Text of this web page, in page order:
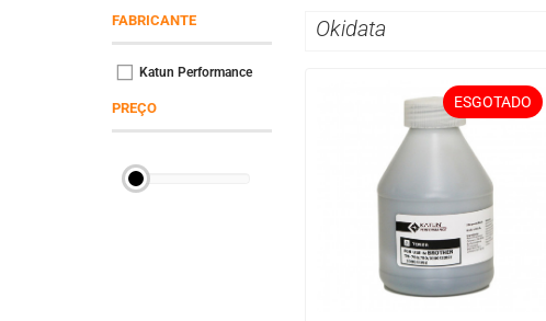
FABRICANTE
Katun Performance
PREÇO
Okidata
ESGOTADO